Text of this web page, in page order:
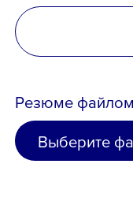
Беларусь
Казахстан
Узбекистан
Иное
неполное
среднее
Резюме файлом
Выберите